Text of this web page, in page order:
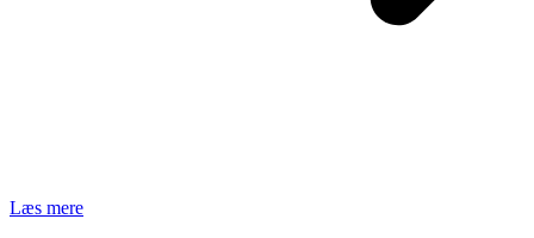
Læs mere